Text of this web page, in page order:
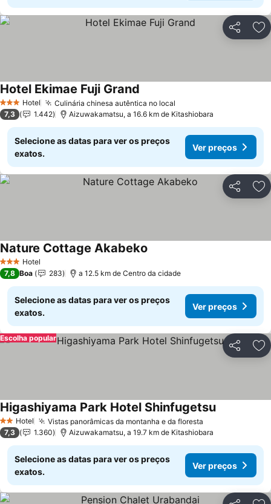
Partilhar
3 EstrelasHotel Culinária chinesa autêntica no local
Hotel Ekimae Fuji Grand
7,3 1.442 Aizuwakamatsu, a 16.6 km de Kitashiobara
Selecione as datas para ver os preços
exatos.
Ver preços
Partilhar
3 EstrelasHotel
Nature Cottage Akabeko
7,8 Boa 283 a 12.5 km de Centro da cidade
Selecione as datas para ver os preços
exatos.
Ver preços
Partilhar
Escolha popular
2 Estrelas
Hotel Vistas panorâmicas da montanha e da floresta
Higashiyama Park Hotel Shinfugetsu
7,3 1.360 Aizuwakamatsu, a 19.7 km de Kitashiobara
Selecione as datas para ver os preços
exatos.
Ver preços